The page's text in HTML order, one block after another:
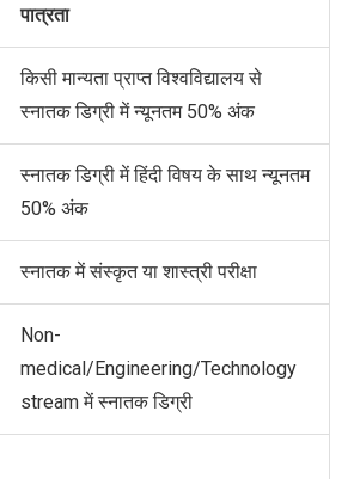
पात्रता
किसी मान्यता प्राप्त विश्वविद्यालय से
स्नातक डिग्री में न्यूनतम 50% अंक
स्नातक डिग्री में हिंदी विषय के साथ न्यूनतम
50% अंक
स्नातक में संस्कृत या शास्त्री परीक्षा
Non-
medical/Engineering/Technology
stream में स्नातक डिग्री